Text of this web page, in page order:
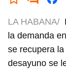
LA HABANA/
la demanda
se recupera
desayuno se